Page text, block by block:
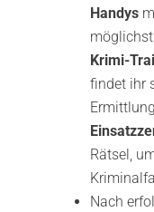
Handys
möglichst
Krimi-
findet ihr
Rätsel,
Nach